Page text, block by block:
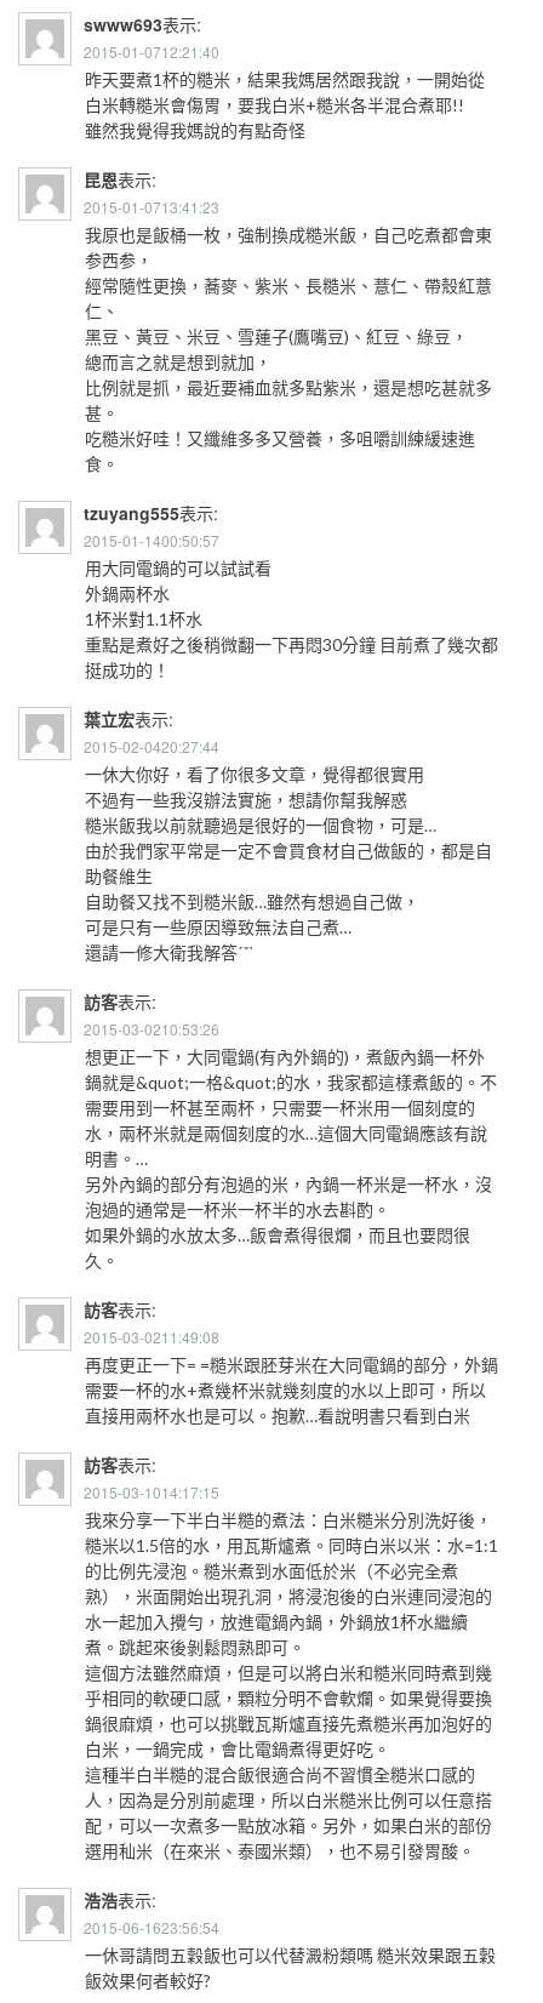
swww693表示:
2015-01-0712:21:40
昨天要煮1杯的糙米，結果我媽居然跟我說，一開始從
白米轉糙米會傷胃，要我白米+糙米各半混合煮耶!!
雖然我覺得我媽說的有點奇怪
昆恩表示:
2015-01-0713:41:23
我原也是飯桶一枚，強制換成糙米飯，自己吃煮都會東
参西参，
經常隨性更換，蕎麥、紫米、長糙米、薏仁、帶殼紅薏
仁、
黑豆、黃豆、米豆、雪蓮子(鷹嘴豆)、紅豆、綠豆，
總而言之就是想到就加，
比例就是抓，最近要補血就多點紫米，還是想吃甚就多
甚。
吃糙米好哇！又纖維多多又營養，多咀嚼訓練緩速進
食。
tzuyang555表示:
2015-01-1400:50:57
用大同電鍋的可以試試看
外鍋兩杯水
1杯米對1.1杯水
重點是煮好之後稍微翻一下再悶30分鐘 目前煮了幾次都
挺成功的！
葉立宏表示:
2015-02-0420:27:44
一休大你好，看了你很多文章，覺得都很實用
不過有一些我沒辦法實施，想請你幫我解惑
糙米飯我以前就聽過是很好的一個食物，可是…
由於我們家平常是一定不會買食材自己做飯的，都是自
助餐維生
自助餐又找不到糙米飯…雖然有想過自己做，
可是只有一些原因導致無法自己煮…
還請一修大衛我解答ˊˇˋ
訪客表示:
2015-03-0210:53:26
想更正一下，大同電鍋(有內外鍋的)，煮飯內鍋一杯外
鍋就是&quot;一格&quot;的水，我家都這樣煮飯的。不
需要用到一杯甚至兩杯，只需要一杯米用一個刻度的
水，兩杯米就是兩個刻度的水…這個大同電鍋應該有說
明書。…
另外內鍋的部分有泡過的米，內鍋一杯米是一杯水，沒
泡過的通常是一杯米一杯半的水去斟酌。
如果外鍋的水放太多…飯會煮得很爛，而且也要悶很
久。
訪客表示:
2015-03-0211:49:08
再度更正一下= =糙米跟胚芽米在大同電鍋的部分，外鍋
需要一杯的水+煮幾杯米就幾刻度的水以上即可，所以
直接用兩杯水也是可以。抱歉…看說明書只看到白米
訪客表示:
2015-03-1014:17:15
我來分享一下半白半糙的煮法：白米糙米分別洗好後，
糙米以1.5倍的水，用瓦斯爐煮。同時白米以米：水=1:1
的比例先浸泡。糙米煮到水面低於米（不必完全煮
熟），米面開始出現孔洞，將浸泡後的白米連同浸泡的
水一起加入攪勻，放進電鍋內鍋，外鍋放1杯水繼續
煮。跳起來後剝鬆悶熟即可。
這個方法雖然麻煩，但是可以將白米和糙米同時煮到幾
乎相同的軟硬口感，顆粒分明不會軟爛。如果覺得要換
鍋很麻煩，也可以挑戰瓦斯爐直接先煮糙米再加泡好的
白米，一鍋完成，會比電鍋煮得更好吃。
這種半白半糙的混合飯很適合尚不習慣全糙米口感的
人，因為是分別前處理，所以白米糙米比例可以任意搭
配，可以一次煮多一點放冰箱。另外，如果白米的部份
選用秈米（在來米、泰國米類），也不易引發胃酸。
浩浩表示:
2015-06-1623:56:54
一休哥請問五穀飯也可以代替澱粉類嗎 糙米效果跟五穀
飯效果何者較好?